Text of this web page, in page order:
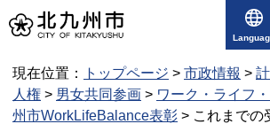
現在位置： トップページ > 市政情報 >
人権 > 男女共同参画 > ワーク・ライフ
州市WorkLifeBalance表彰 > これまでの